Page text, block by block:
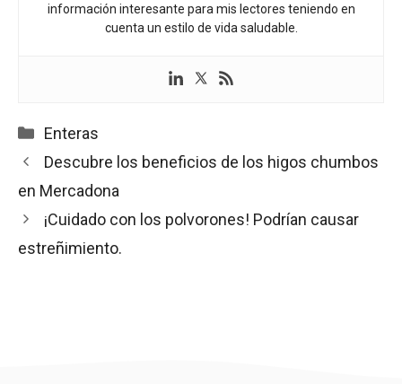
información interesante para mis lectores teniendo en
cuenta un estilo de vida saludable.
Categorías
Enteras
Descubre los beneficios de los higos chumbos
en Mercadona
¡Cuidado con los polvorones! Podrían causar
estreñimiento.